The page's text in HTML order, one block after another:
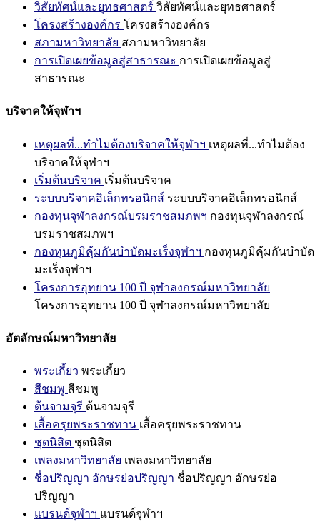
วิสัยทัศน์และยุทธศาสตร์ วิสัยทัศน์และยุทธศาสตร์
โครงสร้างองค์กร โครงสร้างองค์กร
สภามหาวิทยาลัย สภามหาวิทยาลัย
การเปิดเผยข้อมูลสู่สาธารณะ การเปิดเผยข้อมูลสู่
สาธารณะ
บริจาคให้จุฬาฯ
เหตุผลที่...ทำไมต้องบริจาคให้จุฬาฯ เหตุผลที่...ทำไมต้อง
บริจาคให้จุฬาฯ
เริ่มต้นบริจาค เริ่มต้นบริจาค
ระบบบริจาคอิเล็กทรอนิกส์ ระบบบริจาคอิเล็กทรอนิกส์
กองทุนจุฬาลงกรณ์บรมราชสมภพฯ กองทุนจุฬาลงกรณ์
บรมราชสมภพฯ
กองทุนภูมิคุ้มกันบำบัดมะเร็งจุฬาฯ กองทุนภูมิคุ้มกันบำบัด
มะเร็งจุฬาฯ
โครงการอุทยาน 100 ปี จุฬาลงกรณ์มหาวิทยาลัย
โครงการอุทยาน 100 ปี จุฬาลงกรณ์มหาวิทยาลัย
อัตลักษณ์มหาวิทยาลัย
พระเกี้ยว พระเกี้ยว
สีชมพู สีชมพู
ต้นจามจุรี ต้นจามจุรี
เสื้อครุยพระราชทาน เสื้อครุยพระราชทาน
ชุดนิสิต ชุดนิสิต
เพลงมหาวิทยาลัย เพลงมหาวิทยาลัย
ชื่อปริญญา อักษรย่อปริญญา ชื่อปริญญา อักษรย่อ
ปริญญา
แบรนด์จุฬาฯ แบรนด์จุฬาฯ